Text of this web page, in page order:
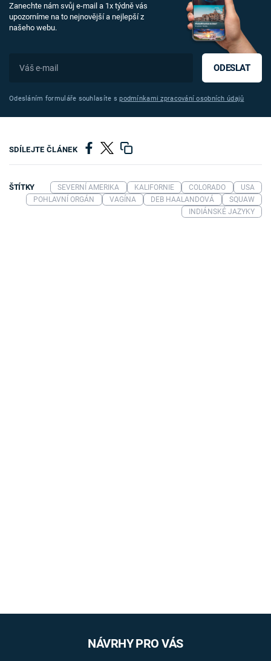
Zanechte nám svůj e-mail a 1x týdně vás
upozorníme na to nejnovější a nejlepší z
našeho webu.
ODESLAT
Odesláním formuláře souhlasíte spodmínkami zpracování osobních údajů
SDÍLEJTE ČLÁNEK
ŠTÍTKY SEVERNÍ AMERIKA KALIFORNIE COLORADO
USA
POHLAVNÍ ORGÁN
VAGÍNA DEB HAALANDOVÁ
SQUAW
INDIÁNSKÉ JAZYKY
NÁVRHY PRO VÁS